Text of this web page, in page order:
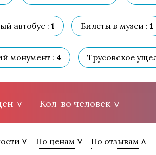
автобус : 1 Билеты в музеи : 1
монумент : 4 Трусовское
Кол-во человек
По ценам По отзывам